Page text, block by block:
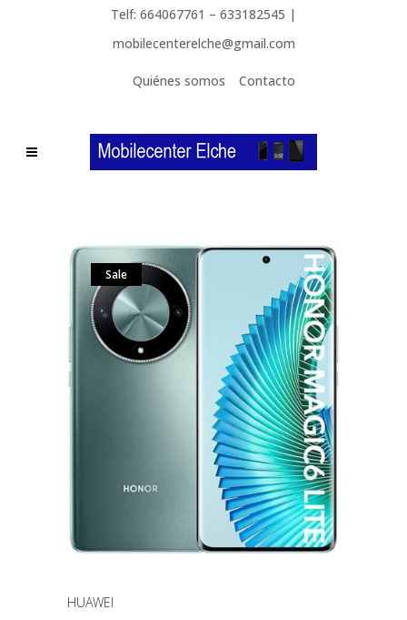
Telf: 664067761 – 633182545 |
mobilecenterelche@gmail.com
Quiénes somos Contacto
Sale
HUAWEI